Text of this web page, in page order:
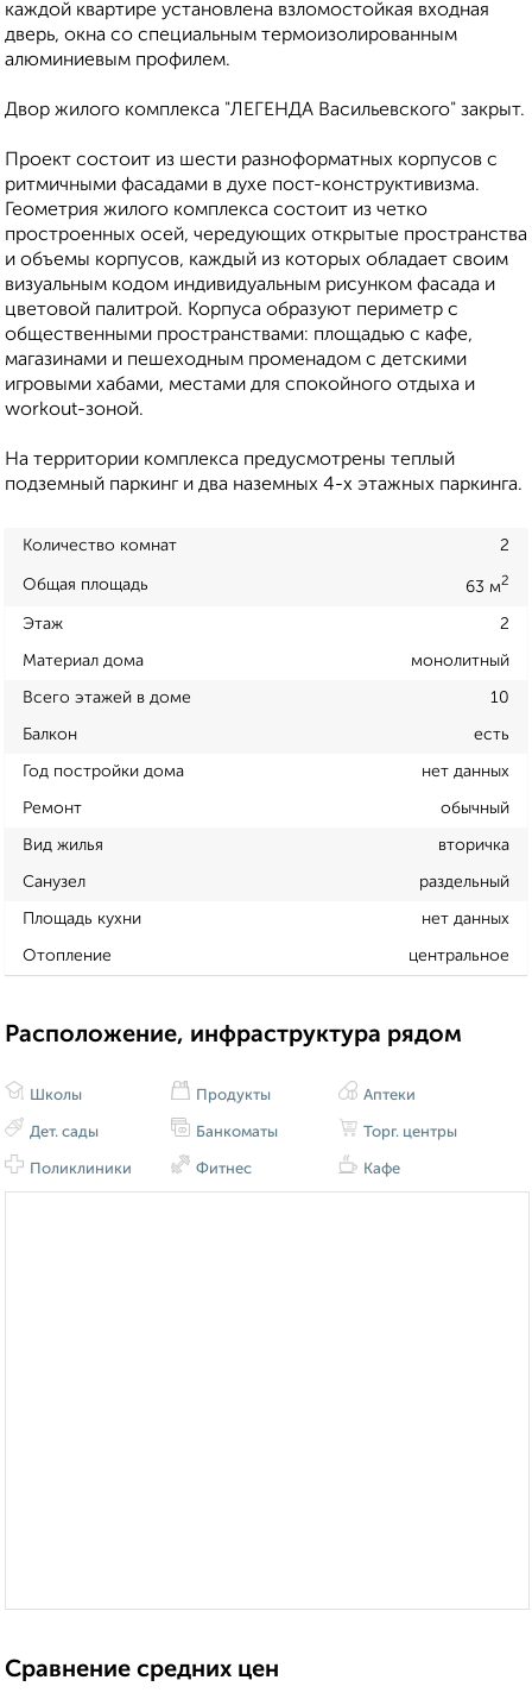
каждой квартире установлена взломостойкая входная
дверь, окна со специальным термоизолированным
алюминиевым профилем.
Двор жилого комплекса "ЛЕГЕНДА Васильевского" закрыт.
Проект состоит из шести разноформатных корпусов с
ритмичными фасадами в духе пост-конструктивизма.
Геометрия жилого комплекса состоит из четко
простроенных осей, чередующих открытые пространства
и объемы корпусов, каждый из которых обладает своим
визуальным кодом индивидуальным рисунком фасада и
цветовой палитрой. Корпуса образуют периметр с
общественными пространствами: площадью с кафе,
магазинами и пешеходным променадом с детскими
игровыми хабами, местами для спокойного отдыха и
workout-зоной.
На территории комплекса предусмотрены теплый
подземный паркинг и два наземных 4-х этажных паркинга.
Количество комнат 2
Общая площадь 63 м2
Этаж 2
Материал дома монолитный
Всего этажей в доме 10
Балкон есть
Год постройки дома нет данных
Ремонт обычный
Вид жилья вторичка
Санузел раздельный
Площадь кухни нет данных
Отопление центральное
Расположение, инфраструктура рядом
Школы
Дет. сады
Поликлиники
Продукты
Банкоматы
Фитнес
Аптеки
Торг. центры
Кафе
Сравнение средних цен